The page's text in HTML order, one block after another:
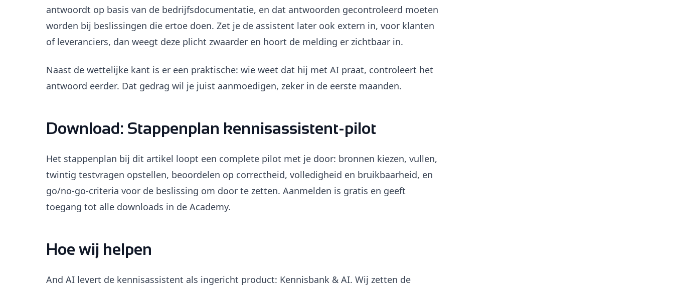
antwoordt op basis van de bedrijfsdocumentatie, en dat antwoorden gecontroleerd moeten
worden bij beslissingen die ertoe doen. Zet je de assistent later ook extern in, voor klanten
of leveranciers, dan weegt deze plicht zwaarder en hoort de melding er zichtbaar in.
Naast de wettelijke kant is er een praktische: wie weet dat hij met AI praat, controleert het
antwoord eerder. Dat gedrag wil je juist aanmoedigen, zeker in de eerste maanden.
Download: Stappenplan kennisassistent-pilot
Het stappenplan bij dit artikel loopt een complete pilot met je door: bronnen kiezen, vullen,
twintig testvragen opstellen, beoordelen op correctheid, volledigheid en bruikbaarheid, en
go/no-go-criteria voor de beslissing om door te zetten. Aanmelden is gratis en geeft
toegang tot alle downloads in de Academy.
Hoe wij helpen
And AI levert de kennisassistent als ingericht product: Kennisbank & AI. Wij zetten de